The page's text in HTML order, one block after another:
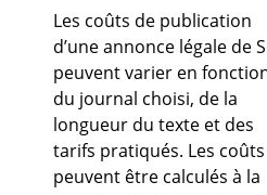
Les coûts de publication
d’une annonce légale de
peuvent varier en
du journal choisi, de la
longueur du texte et des
tarifs pratiqués. Les coûts
peuvent être calculés à la